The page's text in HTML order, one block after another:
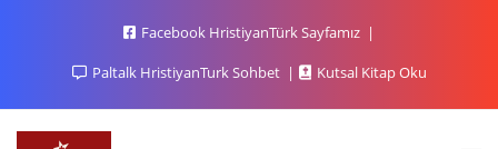
Facebook HristiyanTürk Sayfamız
Paltalk HristiyanTurk Sohbet
Kutsal Kitap Oku